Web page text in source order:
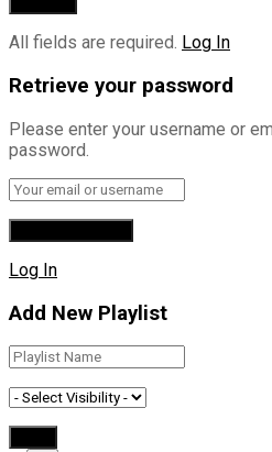
All fields are required. Log In
Retrieve your password
Please enter your username or
password.
Log In
Add New Playlist